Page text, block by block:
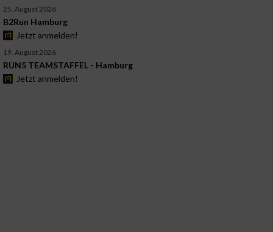
25. August 2026
B2Run Hamburg
Jetzt anmelden!
19. August 2026
RUN5 TEAMSTAFFEL - Hamburg
Jetzt anmelden!